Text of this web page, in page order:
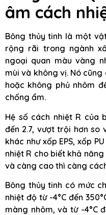
âm cách
Bông thủy tinh là một
rộng rãi trong ngành
ngoại quan màu vàng
mùi và không vị. Nó
hoặc không phủ nhôm
chống ẩm.
Hệ số cách nhiệt R của
đến 2.7, vượt trội hơn so
khác như xốp EPS, xốp
nhiệt R cho biết khả
và càng cao thì càng
Bông thủy tinh có mức
nhiệt độ từ -4°C đến
màng nhôm, và từ -4°C